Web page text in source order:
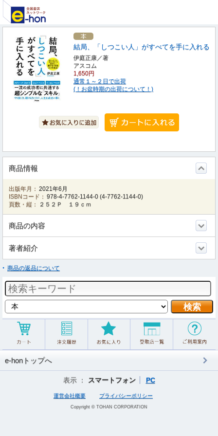
結局、「しつこい人」がすべてを手に入れる
伊庭正康／著
アスコム
1,650円
通常１～２日で出荷
(！お盆時期の出荷について！)
商品情報
出版年月： 2021年6月
ISBNコード： 978-4-7762-1144-0 (4-7762-1144-0)
頁数・縦：
２５２Ｐ １９ｃｍ
商品の内容
著者紹介
商品の返品について
e-honトップへ
表示 ： スマートフォン PC
運営会社概要 プライバシーポリシー
Copyright © TOHAN CORPORATION